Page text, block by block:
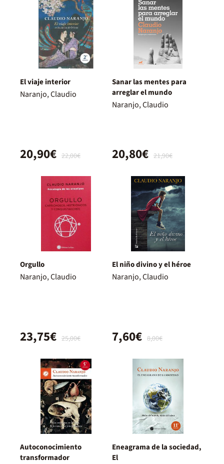
El viaje interior
Naranjo, Claudio
22,00€
20,90€
Sanar las mentes para
arreglar el mundo
Naranjo, Claudio
21,90€
20,80€
Orgullo
Naranjo, Claudio
25,00€
23,75€
El niño divino y el héroe
Naranjo, Claudio
8,00€
7,60€
Autoconocimiento
transformador
Eneagrama de la sociedad,
El